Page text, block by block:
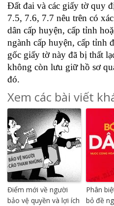
Đất đai và các giấy tờ quy
7.5, 7.6, 7.7 nêu trên có
dân cấp huyện, cấp tỉnh
ngành cấp huyện, cấp tỉnh
gốc giấy tờ này đã bị thất
không còn lưu giữ hồ sơ
đó.
Xem các bài viết
Điểm mới về người
bảo vệ quyền và lợi ích
Phân
bỏ đề